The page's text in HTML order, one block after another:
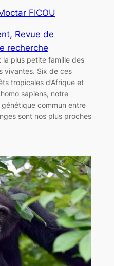
FICOU
, Revue de
recherche
la plus petite famille des
vivantes. Six de ces
tropicales d’Afrique et
sapiens, notre
commun entre
sont nos plus proches